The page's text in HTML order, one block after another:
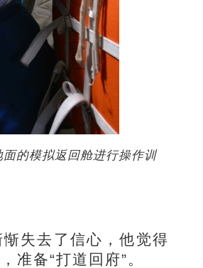
的模拟返回舱进行操作训
失去了信心，他觉得
准备“打道回府”。